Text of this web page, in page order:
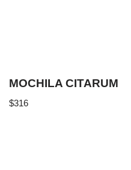
MOCHILA CITARUM
$316